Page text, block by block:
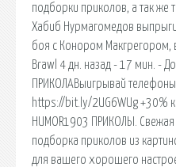
подборки приколов, а так же
Хабиб Нурмагомедов
боя с Конором Макгрегором,
Brawl 4 дн. назад - 17 мин. -
ПРИКОЛАВыигрывай
https://bit.ly/2UG6WUg +30%
HUMOR1903 ПРИКОЛЫ.
подборка приколов из
для вашего хорошего